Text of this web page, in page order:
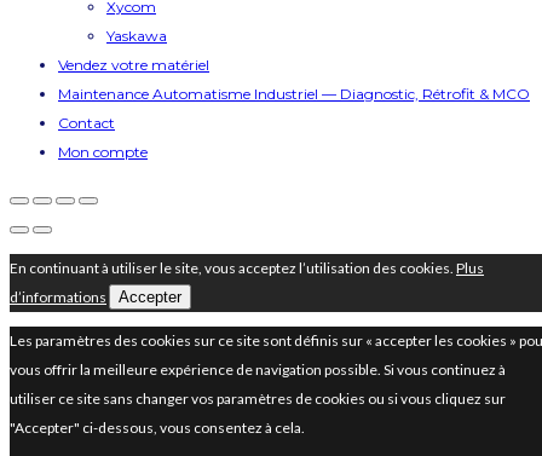
Xycom
Yaskawa
Vendez votre matériel
Maintenance Automatisme Industriel — Diagnostic, Rétrofit & MCO
Contact
Mon compte
En continuant à utiliser le site, vous acceptez l’utilisation des cookies. Plus
d’informations
Accepter
Les paramètres des cookies sur ce site sont définis sur « accepter les cookies »
vous offrir la meilleure expérience de navigation possible. Si vous continuez à
utiliser ce site sans changer vos paramètres de cookies ou si vous cliquez sur
"Accepter" ci-dessous, vous consentez à cela.